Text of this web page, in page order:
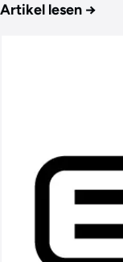
Artikel lesen →